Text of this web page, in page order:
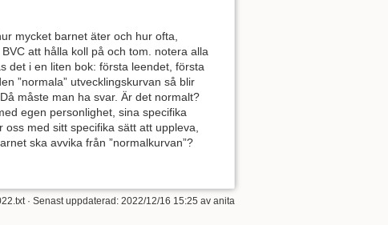
mycket barnet äter och hur ofta,
att hålla koll på och tom. notera alla
det i en liten bok: första leendet, första
”normala” utvecklingskurvan så blir
måste man ha svar. Är det normalt?
egen personlighet, sina specifika
med sitt specifika sätt att uppleva,
ska avvika från ”normalkurvan”?
· Senast uppdaterad: 2022/12/16 15:25 av anita